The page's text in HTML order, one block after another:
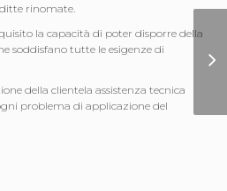
rinomate.
la capacità di poter disporre della
soddisfano tutte le esigenze di
della clientela assistenza tecnica
problema di applicazione del